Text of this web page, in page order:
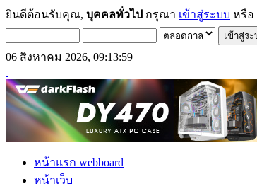
ยินดีต้อนรับคุณ, บุคคลทั่วไป กรุณา เข้าสู่ระบบ หรือ
06 สิงหาคม 2026, 09:13:59
หน้าแรก webboard
หน้าเว็บ